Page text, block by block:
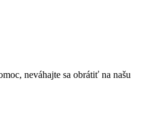
neváhajte sa obrátiť na našu